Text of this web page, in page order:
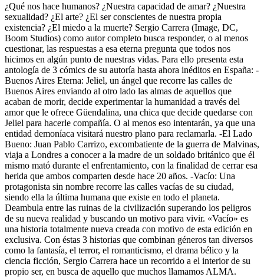
¿Qué nos hace humanos? ¿Nuestra capacidad de amar? ¿Nuestra
sexualidad? ¿El arte? ¿El ser conscientes de nuestra propia
existencia? ¿El miedo a la muerte? Sergio Carrera (Image, DC,
Boom Studios) como autor completo busca responder, o al menos
cuestionar, las respuestas a esa eterna pregunta que todos nos
hicimos en algún punto de nuestras vidas. Para ello presenta esta
antología de 3 cómics de su autoría hasta ahora inéditos en España: -
Buenos Aires Eterna: Jeliel, un ángel que recorre las calles de
Buenos Aires enviando al otro lado las almas de aquellos que
acaban de morir, decide experimentar la humanidad a través del
amor que le ofrece Güendalina, una chica que decide quedarse con
Jeliel para hacerle compañía. O al menos eso intentarán, ya que una
entidad demoníaca visitará nuestro plano para reclamarla. -El Lado
Bueno: Juan Pablo Carrizo, excombatiente de la guerra de Malvinas,
viaja a Londres a conocer a la madre de un soldado británico que él
mismo mató durante el enfrentamiento, con la finalidad de cerrar esa
herida que ambos comparten desde hace 20 años. -Vacío: Una
protagonista sin nombre recorre las calles vacías de su ciudad,
siendo ella la última humana que existe en todo el planeta.
Deambula entre las ruinas de la civilización superando los peligros
de su nueva realidad y buscando un motivo para vivir. «Vacío» es
una historia totalmente nueva creada con motivo de esta edición en
exclusiva. Con éstas 3 historias que combinan géneros tan diversos
como la fantasía, el terror, el romanticismo, el drama bélico y la
ciencia ficción, Sergio Carrera hace un recorrido a el interior de su
propio ser, en busca de aquello que muchos llamamos ALMA.